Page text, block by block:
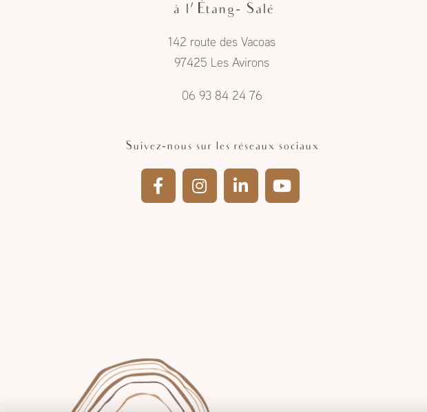
à l'Étang- Salé
142 route des Vacoas
97425 Les Avirons
06 93 84 24 76
Suivez-nous sur les réseaux sociaux